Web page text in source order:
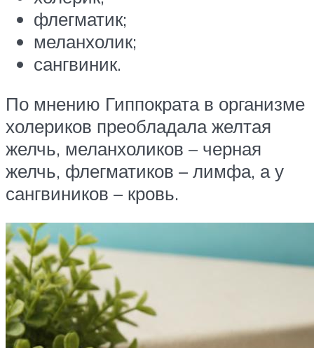
флегматик;
меланхолик;
сангвиник.
По мнению Гиппократа в организме
холериков преобладала желтая
желчь, меланхоликов – черная
желчь, флегматиков – лимфа, а у
сангвиников – кровь.